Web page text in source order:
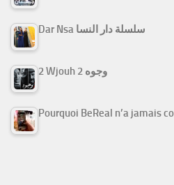
Dar Nsa سلسلة دار النسا
2 Wjouh 2 وجوه
Pourquoi BeReal n’a jamais